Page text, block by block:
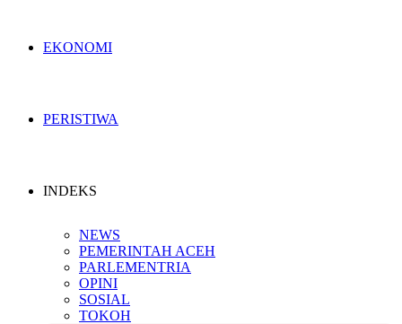
EKONOMI
PERISTIWA
INDEKS
NEWS
PEMERINTAH ACEH
PARLEMENTRIA
OPINI
SOSIAL
TOKOH